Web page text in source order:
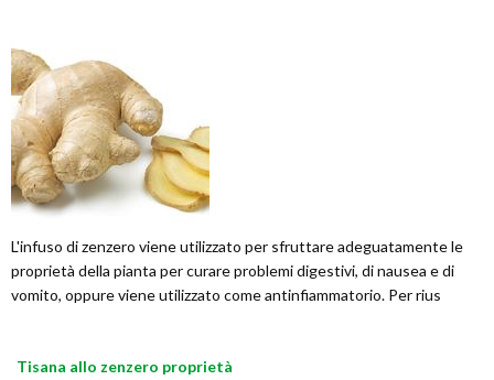
L'infuso di zenzero viene utilizzato per sfruttare adeguatamente le
proprietà della pianta per curare problemi digestivi, di nausea e di
vomito, oppure viene utilizzato come antinfiammatorio. Per rius
Tisana allo zenzero proprietà